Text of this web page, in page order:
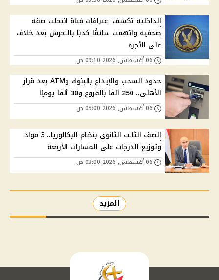
الداخلية تكشف اعترافات فتاة انتحلت صفة
صحفية واتهمت سائقًا كذبًا بالتحرش بعد خلاف
على الأجرة
حدود السحب والإيداع بالبنوك وATM بعد قرار
الأهلي.. 250 ألفًا بالفروع و30 ألفًا يوميًا
الصف الثالث الثانوي بنظام البكالوريا.. 3 مواد
وتوزيع الدرجات على المسارات الأربعة
المزيد